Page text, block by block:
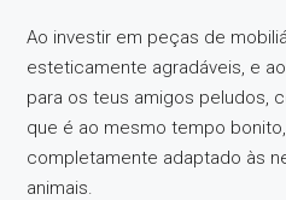
Ao investir em peças de
esteticamente agradáveis, e
para os teus amigos peludos,
que é ao mesmo tempo
completamente adaptado às
animais.